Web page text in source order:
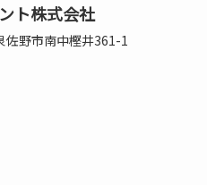
ト株式会社
佐野市南中樫井361-1